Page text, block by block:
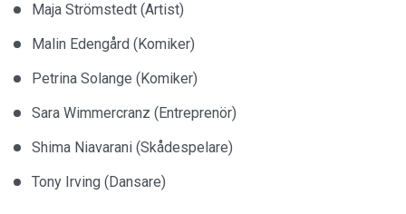
Maja Strömstedt (Artist)
Malin Edengård (Komiker)
Petrina Solange (Komiker)
Sara Wimmercranz (Entreprenör)
Shima Niavarani (Skådespelare)
Tony Irving (Dansare)